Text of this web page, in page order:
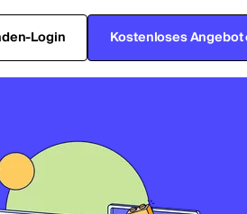
Login Kostenloses